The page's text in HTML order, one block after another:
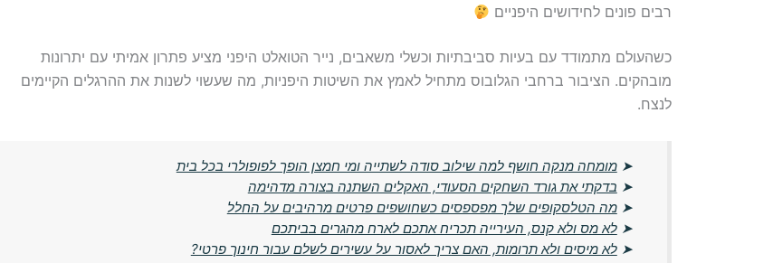
רבים פונים לחידושים היפניים
כשהעולם מתמודד עם בעיות סביבתיות וכשלי משאבים, נייר הטואלט היפני מציע פתרון אמיתי עם יתרונות
מובהקים. הציבור ברחבי הגלובוס מתחיל לאמץ את השיטות היפניות, מה שעשוי לשנות את ההרגלים הקיימים
לנצח.
➤מומחה מנקה חושף למה שילוב סודה לשתייה ומי חמצן הופך לפופולרי בכל בית
➤ בדקתי את גורד השחקים הסעודי, האקלים השתנה בצורה מדהימה
➤מה הטלסקופים שלך מפספסים כשחושפים פרטים מרהיבים על החלל
➤לא מס ולא קנס, העירייה תכריח אתכם לארח מהגרים בביתכם
➤לא מיסים ולא תרומות, האם צריך לאסור על עשירים לשלם עבור חינוך פרטי?